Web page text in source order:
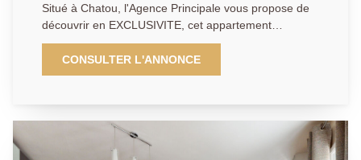
Situé à Chatou, l'Agence Principale vous propose de
découvrir en EXCLUSIVITE, cet appartement
d'exception entierement rénové par un architecte. Au
sein d'une résidence sécurisée avec espaces verts et
tennis, découvrez ce magnifique appartement 2
alliant élégance, confort et fonctionnalité. Dès l'entrée,
vous serez séduit par les volumes et la qualité des
CONSULTER L'ANNONCE